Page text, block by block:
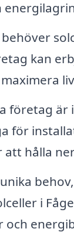
kan
företag är
hålla
i
och